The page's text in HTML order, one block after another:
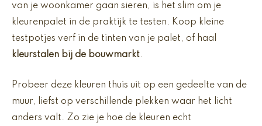
van je woonkamer gaan sieren, is het slim om je
kleurenpalet in de praktijk te testen. Koop kleine
testpotjes verf in de tinten van je palet, of haal
kleurstalen bij de bouwmarkt.
Probeer deze kleuren thuis uit op een gedeelte van de
muur, liefst op verschillende plekken waar het licht
anders valt. Zo zie je hoe de kleuren echt